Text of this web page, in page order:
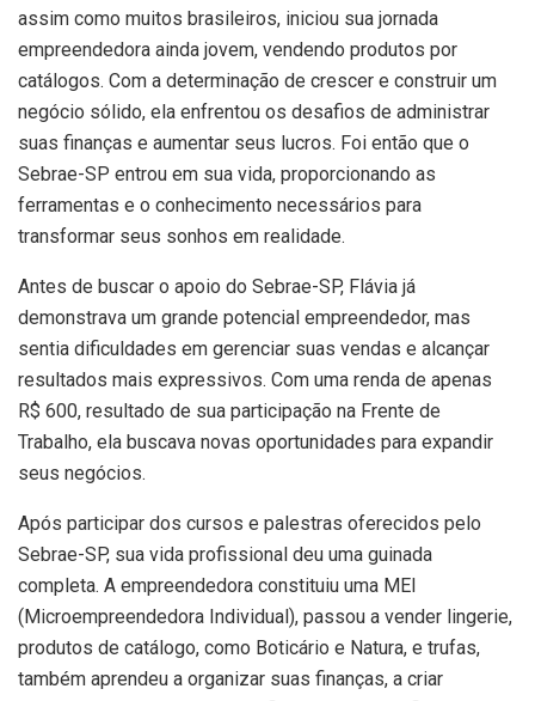
assim como muitos brasileiros, iniciou sua jornada
empreendedora ainda jovem, vendendo produtos por
catálogos. Com a determinação de crescer e construir um
negócio sólido, ela enfrentou os desafios de administrar
suas finanças e aumentar seus lucros. Foi então que o
Sebrae-SP entrou em sua vida, proporcionando as
ferramentas e o conhecimento necessários para
transformar seus sonhos em realidade.
Antes de buscar o apoio do Sebrae-SP, Flávia já
demonstrava um grande potencial empreendedor, mas
sentia dificuldades em gerenciar suas vendas e alcançar
resultados mais expressivos. Com uma renda de apenas
R$ 600, resultado de sua participação na Frente de
Trabalho, ela buscava novas oportunidades para expandir
seus negócios.
Após participar dos cursos e palestras oferecidos pelo
Sebrae-SP, sua vida profissional deu uma guinada
completa. A empreendedora constituiu uma MEI
(Microempreendedora Individual), passou a vender lingerie,
produtos de catálogo, como Boticário e Natura, e trufas,
também aprendeu a organizar suas finanças, a criar